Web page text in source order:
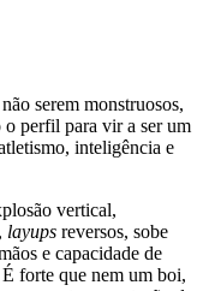
serem monstruosos,
perfil para vir a ser um
inteligência e
vertical,
, layups reversos, sobe
e capacidade de
forte que nem um boi,